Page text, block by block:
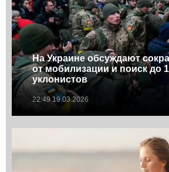
На Украине обсуждают
от мобилизации и поиск до
уклонистов
22:49 19.03.2026